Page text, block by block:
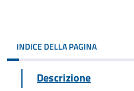
INDICE DELLA PAGINA
Descrizione